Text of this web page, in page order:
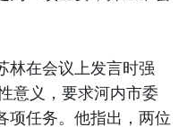
林在会议上发言时强
意义，要求河内市委
项任务。他指出，两位